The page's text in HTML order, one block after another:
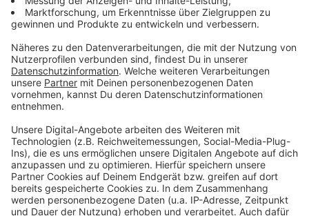
Details durch und stimmen Sie der
Nutzung des Service zu, um dieses
Video anzusehen.
Mehr Informationen
powered byUsercentrics Consent
Management Platform
Lauv - All 4 Nothing (I'm So In Love) [Official Video]
Anzeige